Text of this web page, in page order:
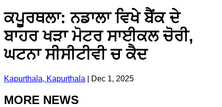
ਕਪੂਰਥਲਾ: ਨਡਾਲਾ ਵਿਖੇ ਬੈਂਕ ਦੇ
ਬਾਹਰ ਖੜਾ ਮੋਟਰ ਸਾਈਕਲ ਚੋਰੀ,
ਘਟਨਾ ਸੀਸੀਟੀਵੀ ਚ ਕੈਦ
Kapurthala, Kapurthala Dec 1, 2025
MORE NEWS